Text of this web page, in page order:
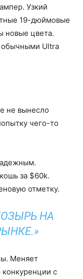
Узкий
19-дюймовые
новые цвета.
обычными Ultra
не вынесло
чего-то
за $60k.
отметку.
НА
Меняет
с